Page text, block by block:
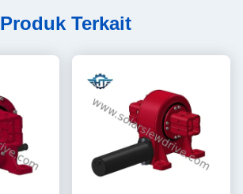
Produk Terkait